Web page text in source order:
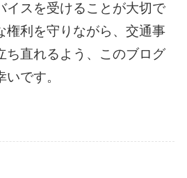
イスを受けることが大切で
権利を守りながら、交通事
ち直れるよう、このブログ
です。